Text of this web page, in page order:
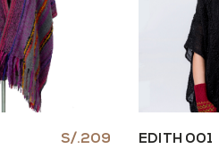
S/.209 EDITH 001